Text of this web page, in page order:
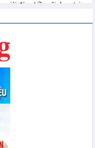
giải đáp nhiều nội dung tại
đổi)
chuyển đổi số